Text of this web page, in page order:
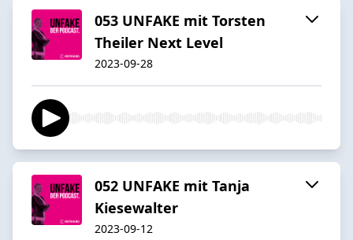
053 UNFAKE mit Torsten
Theiler Next Level
2023-09-28
052 UNFAKE mit Tanja
Kiesewalter
2023-09-12